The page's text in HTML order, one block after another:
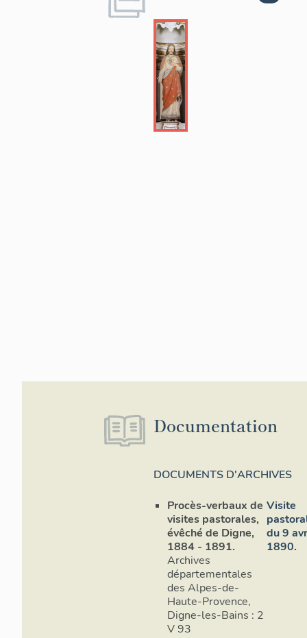
Documentation
DOCUMENTS D'ARCHIVES
Procès-verbaux de
visites pastorales,
évêché de Digne,
1884 - 1891.
Archives
départementales
des Alpes-de-
Haute-Provence,
Digne-les-Bains : 2
V 93
Visite
du 9
1890.